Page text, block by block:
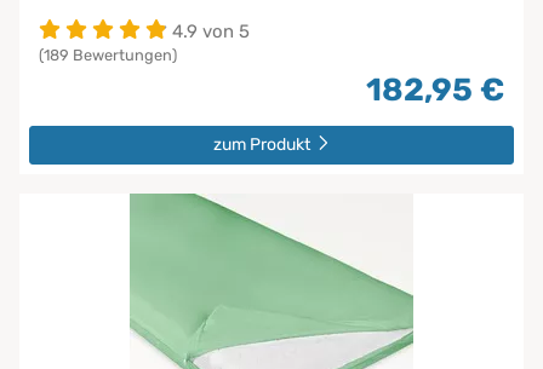
4.9 von 5
(189 Bewertungen)
182,95 €
zum Produkt